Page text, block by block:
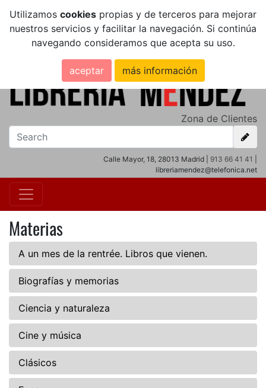
Utilizamos cookies propias y de terceros para mejorar
nuestros servicios y facilitar la navegación. Si continúa
navegando consideramos que acepta su uso.
aceptar más información
Zona de Clientes
Calle Mayor, 18, 28013 Madrid | 913 66 41 41
libreriamendez@telefonica.net
Materias
A un mes de la rentrée. Libros que vienen.
Biografías y memorias
Ciencia y naturaleza
Cine y música
Clásicos